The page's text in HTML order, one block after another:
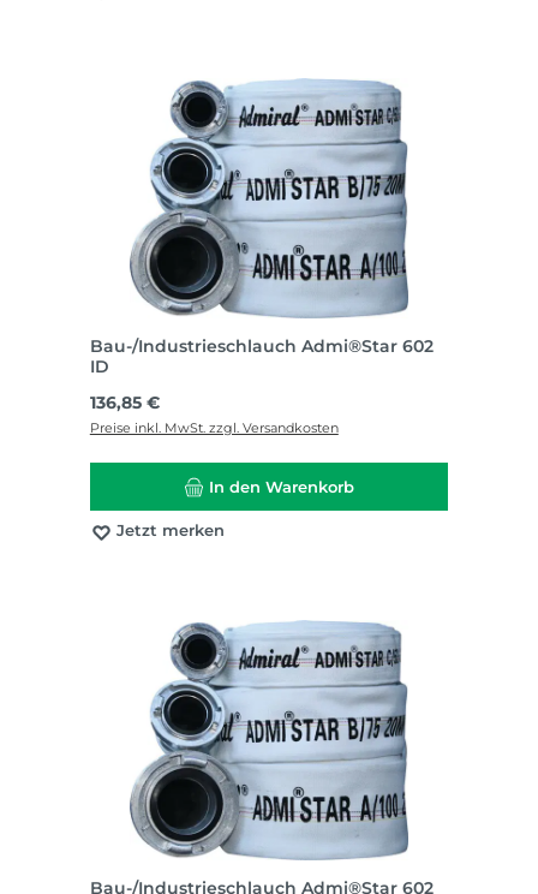
Bau-/Industrieschlauch Admi®Star 602
ID
Regulärer Preis:
136,85 €
Preise inkl. MwSt. zzgl. Versandkosten
In den Warenkorb
Jetzt merken
Bau-/Industrieschlauch Admi®Star 602